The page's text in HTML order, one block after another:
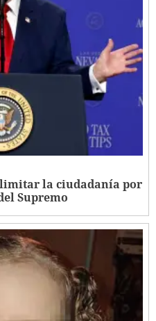
la ciudadanía por
Supremo